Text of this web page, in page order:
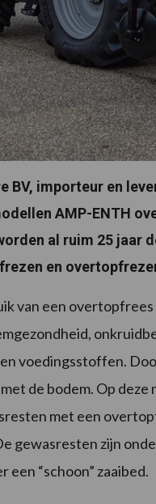
BV, importeur en
AMP-ENTH
al ruim 25 jaar
en
van een
voedingsstoffen.
de bodem. Op
met een
gewasresten zijn
een “schoon” zaaibed.